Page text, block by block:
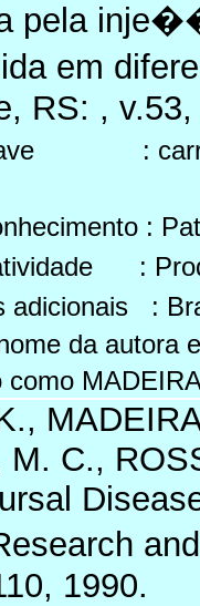
pela
em
RS: ,
:
:
:
adicionais :
da
M. C.,
1990.